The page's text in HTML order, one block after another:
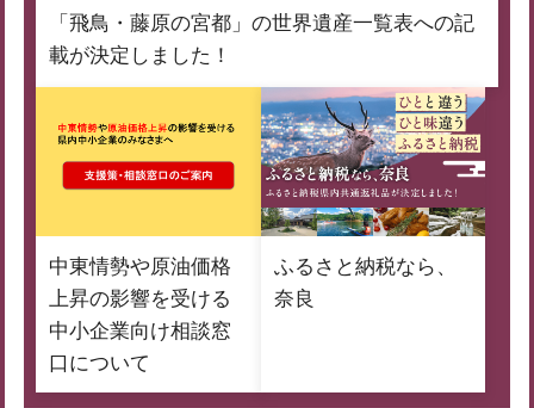
「飛鳥・藤原の宮都」の世界遺産一覧表への記
載が決定しました！
中東情勢や原油価格
上昇の影響を受ける
中小企業向け相談窓
口について
ふるさと納税なら、
奈良